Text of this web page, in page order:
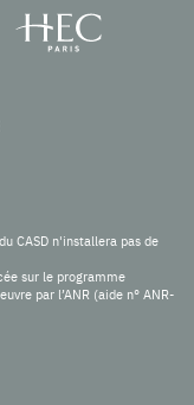
CASD n'installera pas de
sur le programme
par l’ANR (aide n° ANR-